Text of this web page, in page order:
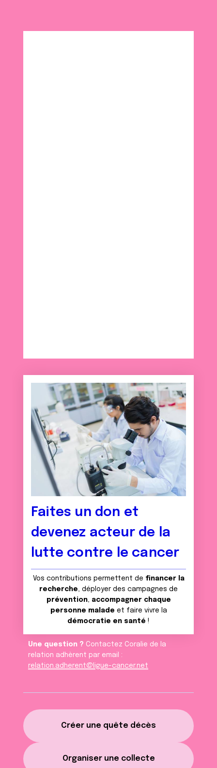
Créer une quête décès
Organiser une collecte
Faites un don et
devenez acteur de la
lutte contre le cancer
Vos contributions permettent de financer la
recherche, déployer des campagnes de
prévention, accompagner chaque
personne malade et faire vivre la
démocratie en santé !
Une question ? Contactez Coralie de la
relation adhèrent par email :
relation.adherent@ligue-cancer.net